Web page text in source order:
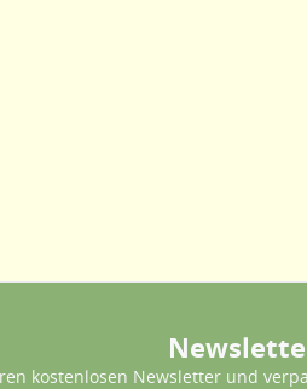
kostenlosen Newsletter und